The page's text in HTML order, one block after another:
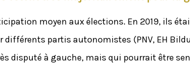
moyen aux élections. En 2019, ils
partis autonomistes (PNV, EH Bildu,
disputé à gauche, mais qui pourrait être